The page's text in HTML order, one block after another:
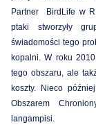
Partner BirdLife w
ptaki stworzyły
świadomości tego
kopalni. W roku
tego obszaru, ale
koszty. Nieco
Obszarem
langampisi.